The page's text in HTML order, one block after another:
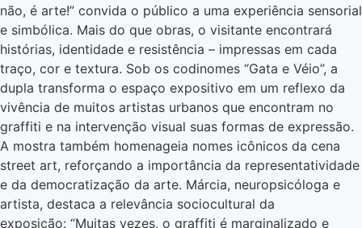
não, é arte!” convida o público a uma experiência sensorial
e simbólica. Mais do que obras, o visitante encontrará
histórias, identidade e resistência – impressas em cada
traço, cor e textura. Sob os codinomes “Gata e Véio”, a
dupla transforma o espaço expositivo em um reflexo da
vivência de muitos artistas urbanos que encontram no
graffiti e na intervenção visual suas formas de expressão.
A mostra também homenageia nomes icônicos da cena
street art, reforçando a importância da representatividade
e da democratização da arte. Márcia, neuropsicóloga e
artista, destaca a relevância sociocultural da
exposição: “Muitas vezes, o graffiti é marginalizado e